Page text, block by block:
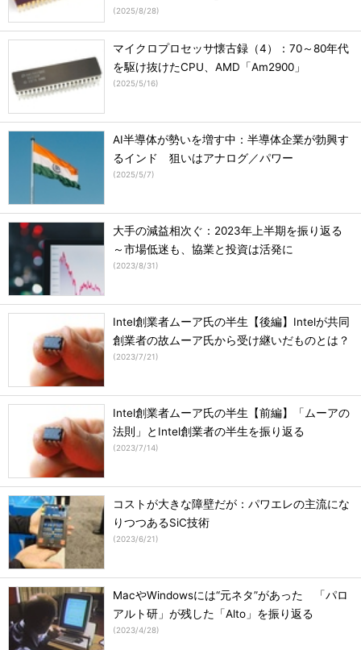
(2025/8/28)
マイクロプロセッサ懐古録（4）：70～80年代
を駆け抜けたCPU、AMD「Am2900」
(2025/5/16)
AI半導体が勢いを増す中：半導体企業が勃興す
るインド 狙いはアナログ／パワー
(2025/5/7)
大手の減益相次ぐ：2023年上半期を振り返る
～市場低迷も、協業と投資は活発に
(2023/8/31)
Intel創業者ムーア氏の半生【後編】Intelが共同
創業者の故ムーア氏から受け継いだものとは？
(2023/7/21)
Intel創業者ムーア氏の半生【前編】「ムーアの
法則」とIntel創業者の半生を振り返る
(2023/7/14)
コストが大きな障壁だが：パワエレの主流にな
りつつあるSiC技術
(2023/6/21)
MacやWindowsには“元ネタ”があった 「パロ
アルト研」が残した「Alto」を振り返る
(2023/4/28)